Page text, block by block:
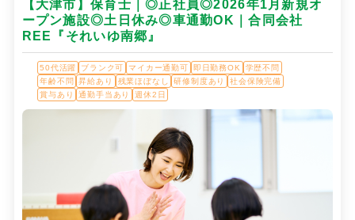
【大津市】保育士｜◎正社員◎2026年1月新規オ
ープン施設◎土日休み◎車通勤OK｜合同会社
REE『それいゆ南郷』
50代活躍 ブランク可 マイカー通勤可 即日勤務OK
学歴不問
年齢不問
昇給あり 残業ほぼなし 研修制度あり
社会保険完備
賞与あり
通勤手当あり 週休2日